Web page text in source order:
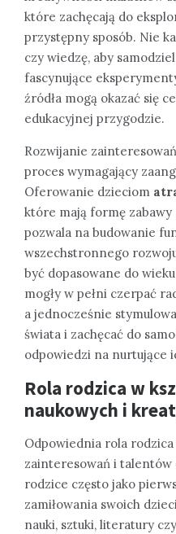
które zachęcają do
przystępny sposób. Nie
czy wiedzę, aby
fascynujące
źródła mogą okazać się
edukacyjnej przygodzie.
Rozwijanie
proces wymagający
Oferowanie dzieciom
które mają formę zabawy
pozwala na budowanie
wszechstronnego
być dopasowane do
mogły w pełni czerpać
a jednocześnie
świata i zachęcać do
odpowiedzi na nurtujące
Rola rodzica w
naukowych i
Odpowiednia rola
zainteresowań i talentów
rodzice często jako
zamiłowania swoich
nauki, sztuki, literatury